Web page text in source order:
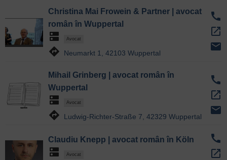
Christina Mai Frowein & Partner | avocat
român în Wuppertal
dns Avocat
directions Neumarkt 1, 42103 Wuppertal
call
open_in_new
email
Mihail Grinberg | avocat român în
Wuppertal
dns Avocat
directions Ludwig-Richter-Straße 7, 42329 Wuppertal
call
open_in_new
email
Claudiu Knepp | avocat român în Köln
dns Avocat
call
open_in_new